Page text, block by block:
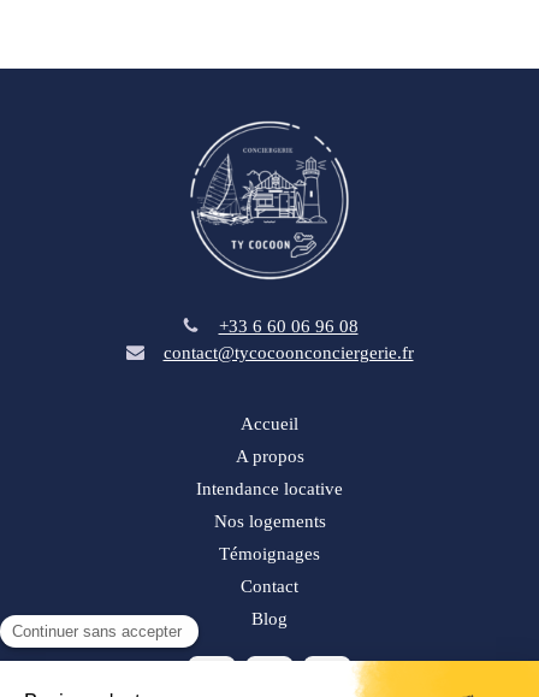
+33 6 60 06 96 08
contact@tycocoonconciergerie.fr
Accueil
A propos
Intendance locative
Nos logements
Témoignages
Contact
Blog